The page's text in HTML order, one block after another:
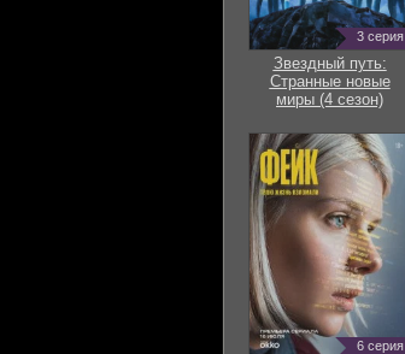
3 серия
Звездный путь:
Странные новые
миры (4 сезон)
6 серия